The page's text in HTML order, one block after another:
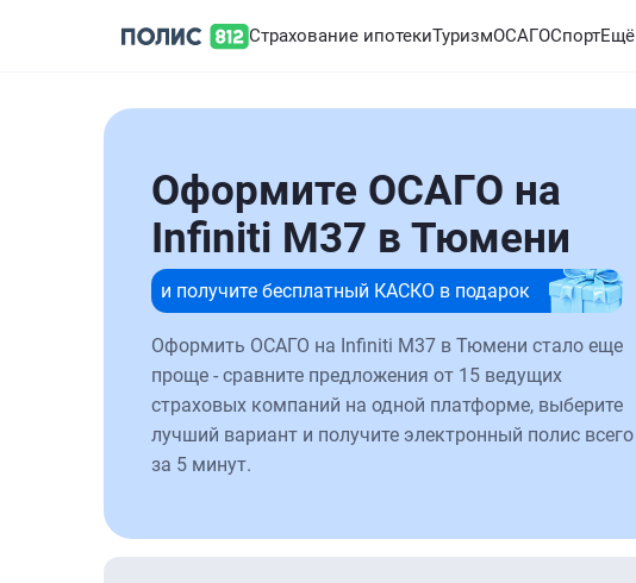
Страхование ипотекиТуризмОСАГОСпортЕщё
Оформите ОСАГО на
Infiniti M37 в Тюмени
и получите бесплатный КАСКО в подарок
Оформить ОСАГО на Infiniti M37 в Тюмени стало еще
проще - сравните предложения от 15 ведущих
страховых компаний на одной платформе, выберите
лучший вариант и получите электронный полис всего
за 5 минут.